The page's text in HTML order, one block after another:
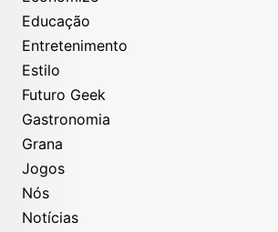
Educação
Entretenimento
Estilo
Futuro Geek
Gastronomia
Grana
Jogos
Nós
Notícias